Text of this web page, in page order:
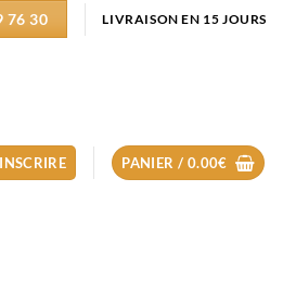
76 30 LIVRAISON EN 15 JOURS
PANIER / 0.00€